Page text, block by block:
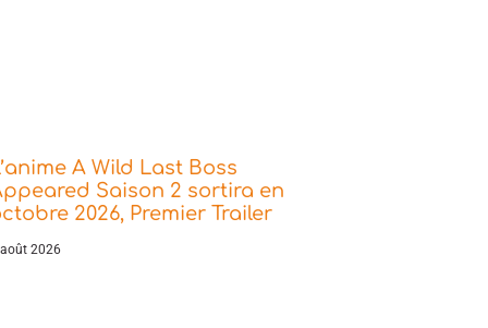
A Wild Last Boss
Saison 2 sortira en
2026, Premier Trailer
2026